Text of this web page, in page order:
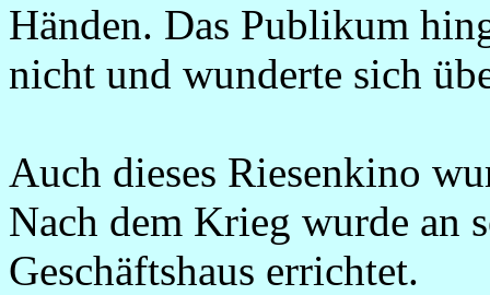
Händen. Das Publikum
nicht und wunderte sich
Auch dieses Riesenkino
Nach dem Krieg wurde an
Geschäftshaus errichtet.